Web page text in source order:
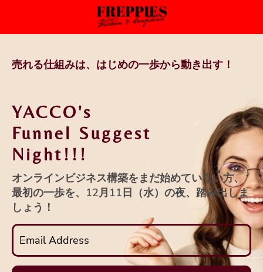
売れる仕組みは、はじめの一歩から動き出す！
YACCO's
Funnel Suggest
Night!!!
オンラインビジネス構築をまだ始めていない方、
最初の一歩を、12月11日（水）の夜、踏み出しま
しょう！